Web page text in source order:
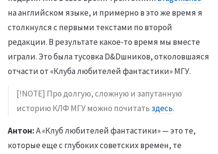
на английском языке, и примерно в это же время я
столкнулся с первыми текстами по второй
редакции. В результате какое-то время мы вместе
играли. Это была тусовка D&Dшников, отколовшаяся
отчасти от «Клуба любителей фантастики» МГУ.
[!NOTE] Про долгую, сложную и запутанную
историю КЛФ МГУ можно почитать здесь.
Антон:А «Клуб любителей фантастики» — это те,
которые еще с глубоких советских времен, те